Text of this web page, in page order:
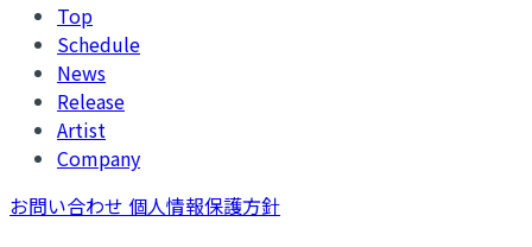
Top
Schedule
News
Release
Artist
Company
お問い合わせ 個人情報保護方針